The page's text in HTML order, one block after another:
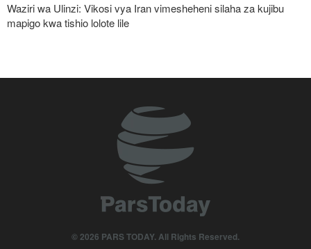
Waziri wa Ulinzi: Vikosi vya Iran vimesheheni silaha za kujibu
mapigo kwa tishio lolote lile
inayoheshimika; maadui wanalenga nembo za nguvu zake
Telegraph: Vita dhidi ya Iran vinaweza vikawa moja ya makosa
Democratic wa uchaguzi wa US
Iran yayaasa mataifa ya Kiislamu ya eneo: Ni wakati sasa wa sisi
© 2026 PARS TODAY. All Rights Reserved.